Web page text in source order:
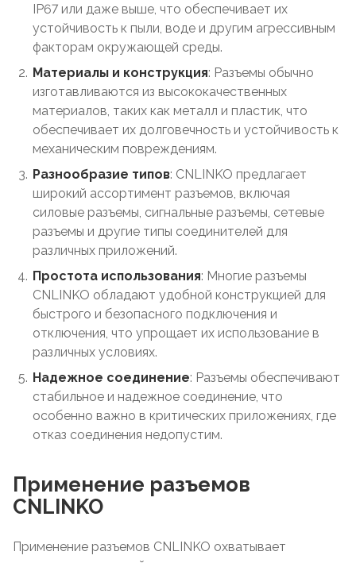
IP67 или даже выше, что обеспечивает их
устойчивость к пыли, воде и другим агрессивным
факторам окружающей среды.
Материалы и конструкция: Разъемы обычно
изготавливаются из высококачественных
материалов, таких как металл и пластик, что
обеспечивает их долговечность и устойчивость к
механическим повреждениям.
Разнообразие типов: CNLINKO предлагает
широкий ассортимент разъемов, включая
силовые разъемы, сигнальные разъемы, сетевые
разъемы и другие типы соединителей для
различных приложений.
Простота использования: Многие разъемы
CNLINKO обладают удобной конструкцией для
быстрого и безопасного подключения и
отключения, что упрощает их использование в
различных условиях.
Надежное соединение: Разъемы обеспечивают
стабильное и надежное соединение, что
особенно важно в критических приложениях, где
отказ соединения недопустим.
Применение разъемов
CNLINKO
Применение разъемов CNLINKO охватывает